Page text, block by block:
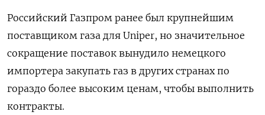
Российский Газпром ранее был крупнейшим
поставщиком газа для Uniper, но значительное
сокращение поставок вынудило немецкого
импортера закупать газ в других странах по
гораздо более высоким ценам, чтобы выполнить
контракты.